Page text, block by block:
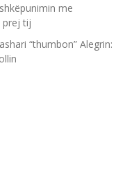
me
prej tij
“thumbon” Alegrin: